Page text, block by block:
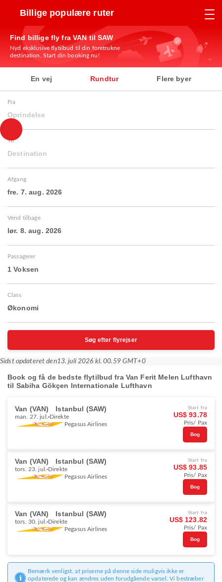
Billige populære ruter
Find billige fly fra VAN til SAW
Nyd eksklusive flytilbud til din foretrukne
destination. Start din booking nu!
En vej Rundtur Flere byer
Fra
Oprindelse
Til
Destination
Afgang
fre. 7. aug. 2026
Vend tilbage
lør. 8. aug. 2026
Passagerer
1 Voksen
Class
Økonomi
Søg efter flyrejser
Sidst opdateret den13. juli 2026 kl. 00.59 GMT+0
Book og få de bedste flytilbud fra Van Ferit Melen Lufthavn
til Sabiha Gökçen Internationale Lufthavn
Van (VAN) Istanbul (SAW)
man. 27. jul.
Direkte
Pegasus Airlines
Start fra
US$ 93.78
Pris/ Pax
Bog
Van (VAN) Istanbul (SAW)
tors. 23. jul.
Direkte
Pegasus Airlines
Start fra
US$ 93.85
Pris/ Pax
Bog
Van (VAN) Istanbul (SAW)
tors. 30. jul.
Direkte
Pegasus Airlines
Start fra
US$ 123.82
Pris/ Pax
Bog
Bemærk venligst, at priserne på denne side muligvis ikke er
opdaterede og kan ændres uden forudgående varsel. Vi bestræber